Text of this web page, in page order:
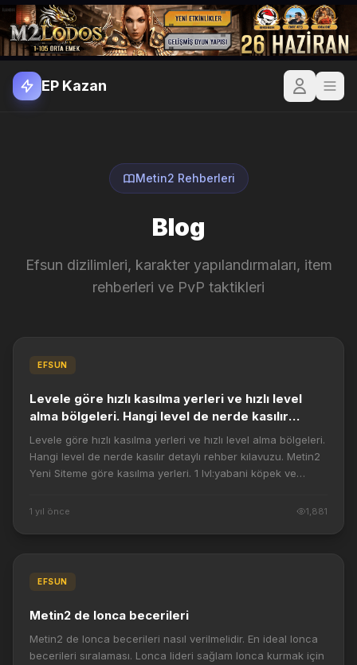
EP Kazan
Metin2 Rehberleri
Blog
Efsun dizilimleri, karakter yapılandırmaları, item
rehberleri ve PvP taktikleri
EFSUN
Levele göre hızlı kasılma yerleri ve hızlı level
alma bölgeleri. Hangi level de nerde kasılır
detaylı rehber kılavuzu. Metin2 Yeni Siteme göre
kasılma yerleri.
Levele göre hızlı kasılma yerleri ve hızlı level alma bölgeleri.
Hangi level de nerde kasılır detaylı rehber kılavuzu. Metin2
Yeni Siteme göre kasılma yerleri. 1 lvl:yabani köpek ve
1 yıl önce 1,881
EFSUN
Metin2 de lonca becerileri
Metin2 de lonca becerileri nasıl verilmelidir. En ideal lonca
becerileri sıralaması. Lonca lideri sağlam lonca kurmak için